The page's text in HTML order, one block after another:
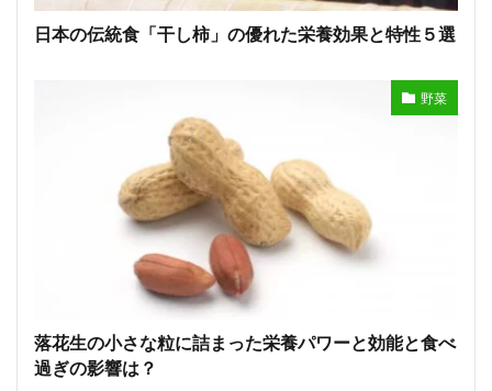
日本の伝統食「干し柿」の優れた栄養効果と特性５選
野菜
落花生の小さな粒に詰まった栄養パワーと効能と食べ
過ぎの影響は？